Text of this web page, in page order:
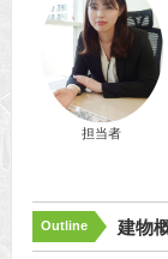
担当者
Outline 建物